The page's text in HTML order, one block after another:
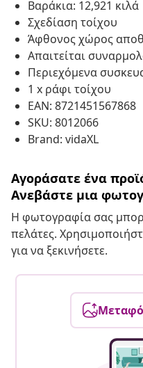
Βαράκια: 12,921 κιλά
Σχεδίαση τοίχου
Άφθονος χώρος
Απαιτείται
Περιεχόμενα
1 x ράφι τοίχου
EAN: 8721451567868
SKU: 8012066
Brand: vidaXL
Αγοράσατε ένα
Ανεβάστε μια
Η φωτογραφία σας
πελάτες.
για να ξεκινήσετε.